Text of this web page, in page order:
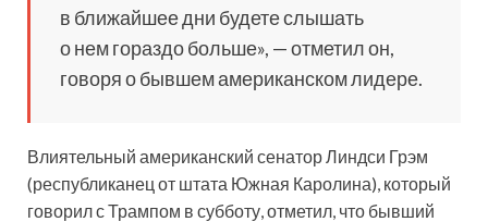
в ближайшее дни будете слышать
о нем гораздо больше», — отметил он,
говоря о бывшем американском лидере.
Влиятельный американский сенатор Линдси Грэм
(республиканец от штата Южная Каролина), который
говорил с Трампом в субботу, отметил, что бывший